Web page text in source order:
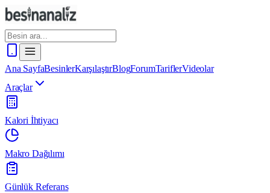
Ana SayfaBesinlerKarşılaştırBlogForumTariflerVideolar
Araçlar
Kalori İhtiyacı
Makro Dağılımı
Günlük Referans